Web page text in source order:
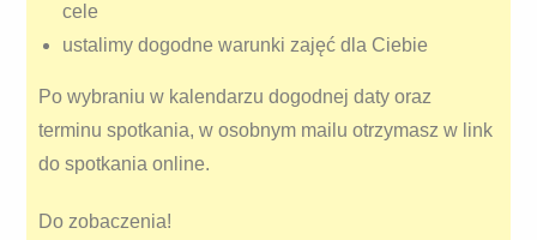
cele
ustalimy dogodne warunki zajęć dla Ciebie
Po wybraniu w kalendarzu dogodnej daty oraz
terminu spotkania, w osobnym mailu otrzymasz w link
do spotkania online.
Do zobaczenia!